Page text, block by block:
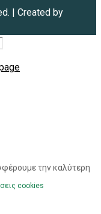
| Created by
την καλύτερη
cookies